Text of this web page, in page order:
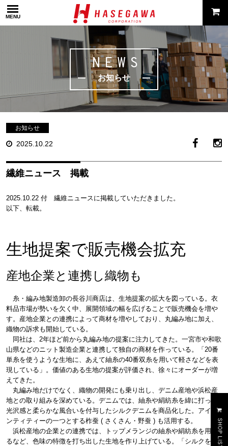
MENU
NEWS
お知らせ
お知らせ
2025.10.22
繊維ニュース 掲載
2025.10.22 付 繊維ニュースに掲載していただきました。
以下、転載。
生地提案で販売機会拡充
産地企業と連携し織物も
糸・編み地製造卸の長谷川商店は、生地提案の拡大を図っている。衣
料品市場が勢いを欠く中、展開領域の幅を広げることで販売機会を増や
す。産地企業との連携によって商材を増やしており、丸編み地に加え、
織物の訴求も開始している。
同社は、2年ほど前から丸編み地の提案に注力してきた。一宮市や和歌
山県などのニット製造企業と連携して独自の商材を作っている。「20番
単糸を使うような生地に、あえて紬糸の40番双糸を用いて軽さなどを表
現している」。価値のある生地の提案が評価され、徐々にオーダーが増
えてきた。
丸編み地だけでなく、織物の開発にも乗り出し、デニム産地や浜松産
地との取り組みを深めている。デニムでは、紬糸や絹紡糸を緯に打って
光沢感と柔らかな風合いを付与したシルクデニムを商品化した。アイデ
ンティティーの一つとする柞蚕 ( さくさん・野蚕 ) も活用する。
浜松産地の企業との連携では、トップメランジの紬糸や絹紡糸を用い
るなど、色味の特徴を打ち出した生地を作り上げている。「シルクを使